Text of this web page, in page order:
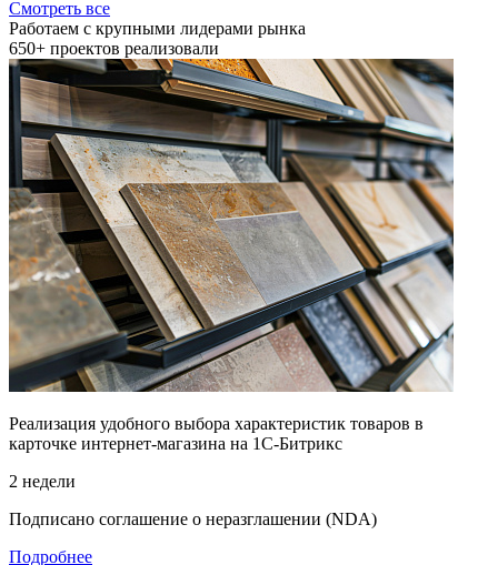
Смотреть все
Работаем с крупными лидерами рынка
650+ проектов реализовали
Реализация удобного выбора характеристик товаров в
карточке интернет-магазина на 1С-Битрикс
2 недели
Подписано соглашение о неразглашении (NDA)
Подробнее